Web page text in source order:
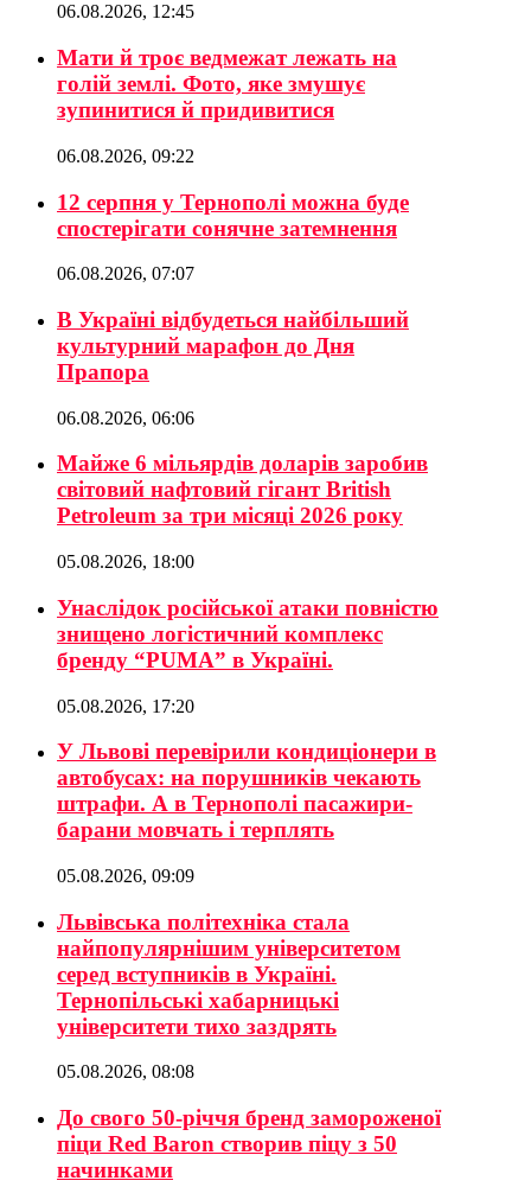
06.08.2026, 12:45
Мати й троє ведмежат лежать на
голій землі. Фото, яке змушує
зупинитися й придивитися
06.08.2026, 09:22
12 серпня у Тернополі можна буде
спостерігати сонячне затемнення
06.08.2026, 07:07
В Україні відбудеться найбільший
культурний марафон до Дня
Прапора
06.08.2026, 06:06
Майже 6 мільярдів доларів заробив
світовий нафтовий гігант British
Petroleum за три місяці 2026 року
05.08.2026, 18:00
Унаслідок російської атаки повністю
знищено логістичний комплекс
бренду “PUMA” в Україні.
05.08.2026, 17:20
У Львові перевірили кондиціонери в
автобусах: на порушників чекають
штрафи. А в Тернополі пасажири-
барани мовчать і терплять
05.08.2026, 09:09
Львівська політехніка стала
найпопулярнішим університетом
серед вступників в Україні.
Тернопільські хабарницькі
університети тихо заздрять
05.08.2026, 08:08
До свого 50-річчя бренд замороженої
піци Red Baron створив піцу з 50
начинками